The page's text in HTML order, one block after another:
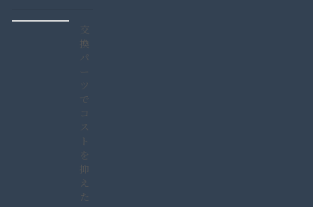
交
換
パ
ー
ツ
で
コ
ス
ト
を
抑
え
た